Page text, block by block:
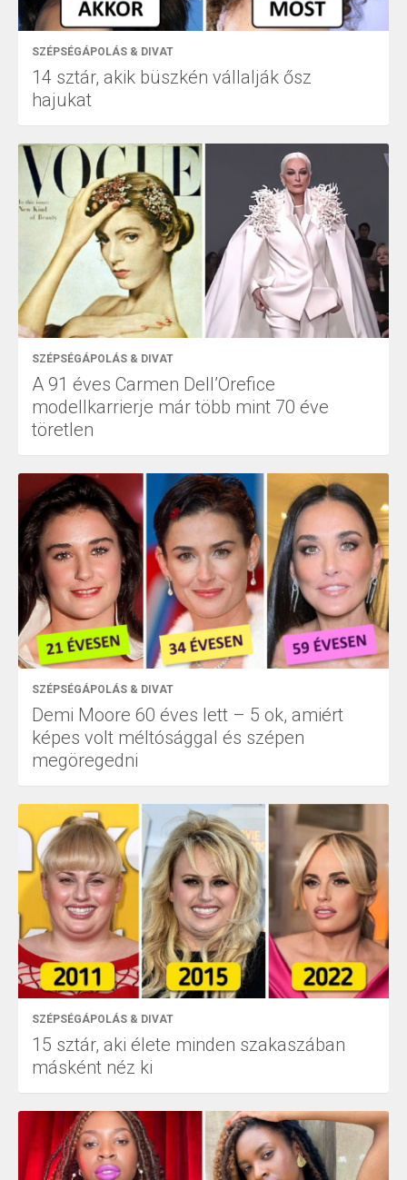
SZÉPSÉGÁPOLÁS & DIVAT
14 sztár, akik büszkén vállalják ősz
hajukat
SZÉPSÉGÁPOLÁS & DIVAT
A 91 éves Carmen Dell’Orefice
modellkarrierje már több mint 70 éve
töretlen
SZÉPSÉGÁPOLÁS & DIVAT
Demi Moore 60 éves lett – 5 ok, amiért
képes volt méltósággal és szépen
megöregedni
SZÉPSÉGÁPOLÁS & DIVAT
15 sztár, aki élete minden szakaszában
másként néz ki